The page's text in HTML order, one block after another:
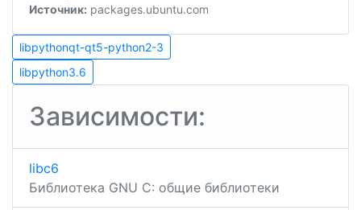
Источник: packages.ubuntu.com
Навигация
по
записям
libpythonqt-
qt5-
python2-
libpythonqt-qt5-python2-3
libpython3.6
libpython3.6
Зависимости:
libc6
Библиотека GNU C: общие библиотеки